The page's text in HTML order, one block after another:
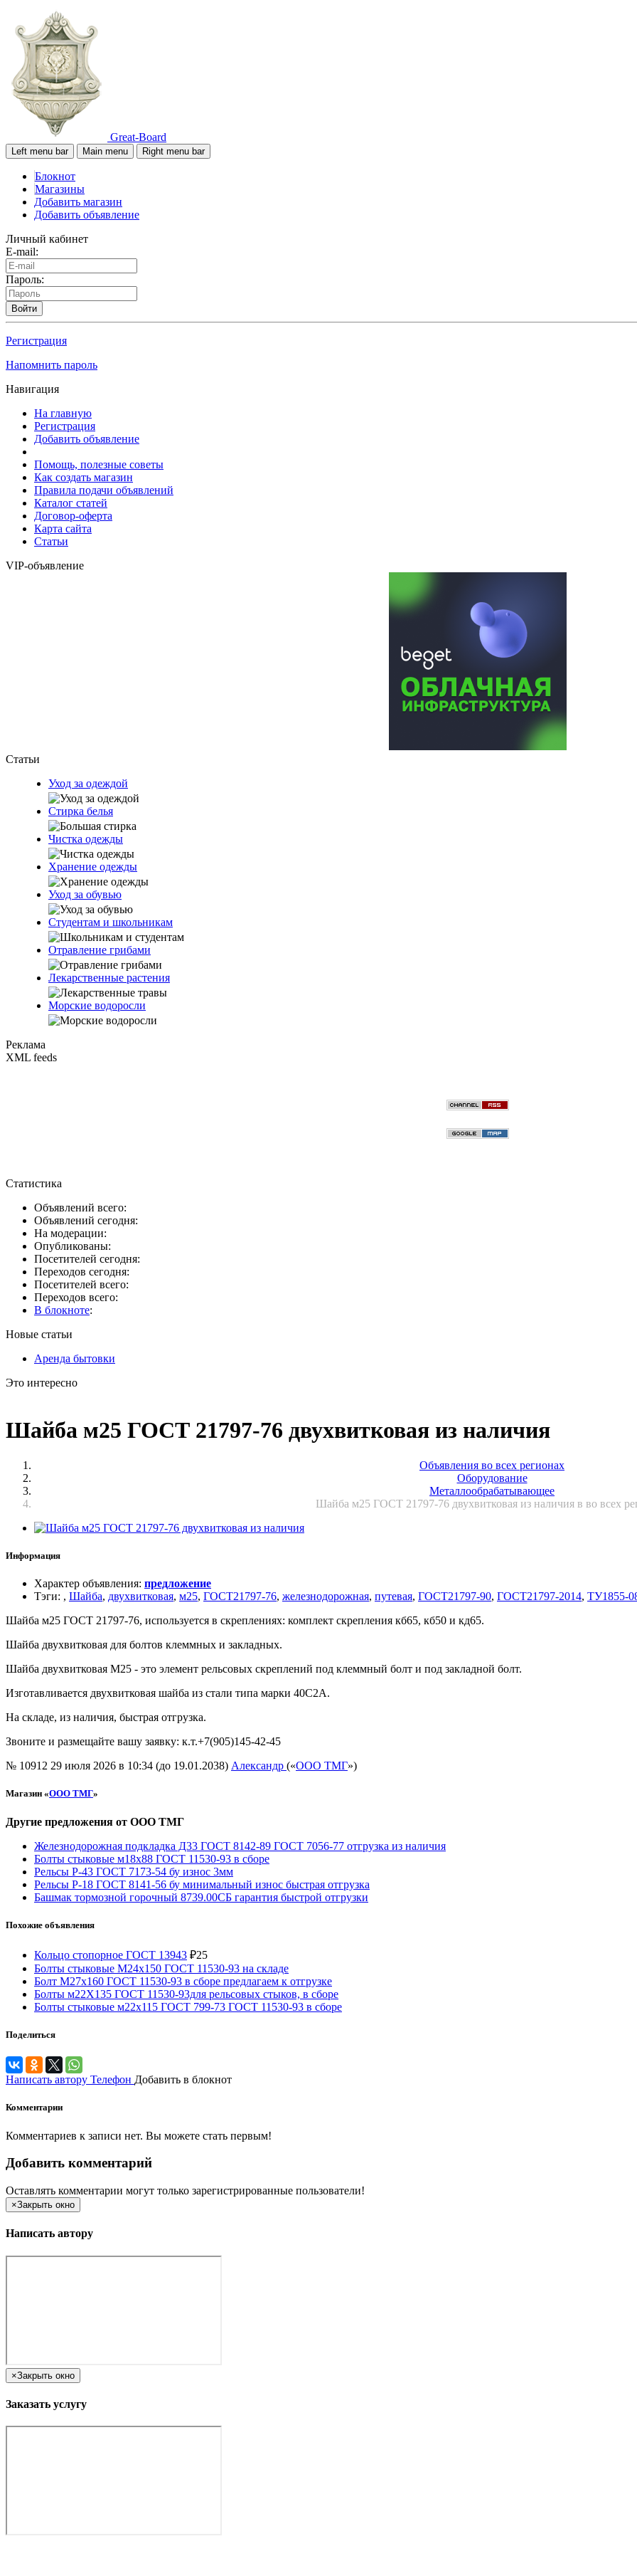
Great-Board
Left menu bar Main menu Right menu bar
Блокнот
Магазины
Добавить магазин
Добавить объявление
Личный кабинет
E-mail:
Пароль:
Войти
Регистрация
Напомнить пароль
Навигация
На главную
Регистрация
Добавить объявление
Помощь, полезные советы
Как создать магазин
Правила подачи объявлений
Каталог статей
Договор-оферта
Карта сайта
Статьи
VIP-объявление
Статьи
Уход за одеждой
Стирка белья
Чистка одежды
Хранение одежды
Уход за обувью
Студентам и школьникам
Отравление грибами
Лекарственные растения
Морские водоросли
Реклама
XML feeds
Статистика
Объявлений всего:
Объявлений сегодня:
На модерации:
Опубликованы:
Посетителей сегодня:
Переходов сегодня:
Посетителей всего:
Переходов всего:
В блокноте:
Новые статьи
Аренда бытовки
Это интересно
Шайба м25 ГОСТ 21797-76 двухвитковая из наличия
Объявления во всех регионах
Оборудование
Металлообрабатывающее
Шайба м25 ГОСТ 21797-76 двухвитковая из наличия в во всех
Информация
Характер объявления: предложение
Тэги: , Шайба, двухвитковая, м25, ГОСТ21797-76, железнодорожная, путевая, ГОСТ21797-90, ГОСТ21797-2014, ТУ1855-
Шайба м25 ГОСТ 21797-76, используется в скреплениях: комплект скрепления кб65, кб50 и кд65.
Шайба двухвитковая для болтов клеммных и закладных.
Шайба двухвитковая М25 - это элемент рельсовых скреплений под клеммный болт и под закладной болт.
Изготавливается двухвитковая шайба из стали типа марки 40С2А.
На складе, из наличия, быстрая отгрузка.
Звоните и размещайте вашу заявку: к.т.+7(905)145-42-45
№ 10912 29 июля 2026 в 10:34 (до 19.01.2038) Александр («ООО ТМГ»)
Магазин «ООО ТМГ»
Другие предложения от ООО ТМГ
Железнодорожная подкладка Д33 ГОСТ 8142-89 ГОСТ 7056-77 отгрузка из наличия
Болты стыковые м18х88 ГОСТ 11530-93 в сборе
Рельсы Р-43 ГОСТ 7173-54 бу износ 3мм
Рельсы Р-18 ГОСТ 8141-56 бу минимальный износ быстрая отгрузка
Башмак тормозной горочный 8739.00СБ гарантия быстрой отгрузки
Похожие объявления
Кольцо стопорное ГОСТ 13943 ₽25
Болты стыковые М24х150 ГОСТ 11530-93 на складе
Болт М27х160 ГОСТ 11530-93 в сборе предлагаем к отгрузке
Болты м22Х135 ГОСТ 11530-93для рельсовых стыков, в сборе
Болты стыковые м22х115 ГОСТ 799-73 ГОСТ 11530-93 в сборе
Поделиться
Написать автору Телефон Добавить в блокнот
Комментарии
Комментариев к записи нет. Вы можете стать первым!
Добавить комментарий
Оставлять комментарии могут только зарегистрированные пользователи!
×Закрыть окно
Написать автору
×Закрыть окно
Заказать услугу